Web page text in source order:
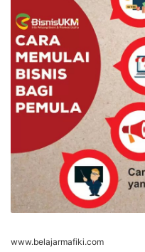
www.belajarmafiki.com